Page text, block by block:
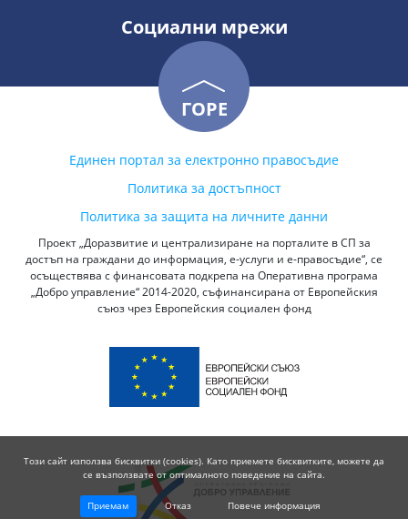
Социални мрежи
ГОРЕ
Единен портал за електронно правосъдие
Политика за достъпност
Политика за защита на личните данни
Проект „Доразвитие и централизиране на порталите в СП за
достъп на граждани до информация, е-услуги и е-правосъдие“, се
осъществява с финансовата подкрепа на Оперативна програма
„Добро управление“ 2014-2020, съфинансирана от Европейския
съюз чрез Европейския социален фонд
Този сайт използва бисквитки (cookies). Като приемете бисквитките, можете да
се възползвате от оптималното поведение на сайта.
Приемам Отказ Повече информация